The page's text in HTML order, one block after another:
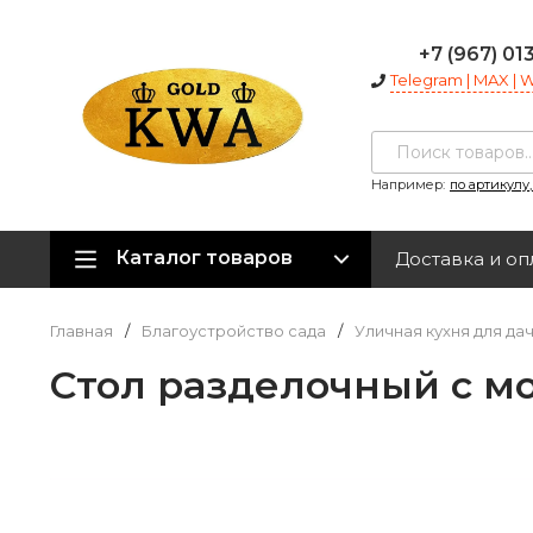
+7 (967)
Telegram | MAX |
Например: по
Каталог товаров Доставка и
Главная / Благоустройство сада / Уличная кухня для
Cтол разделочный с